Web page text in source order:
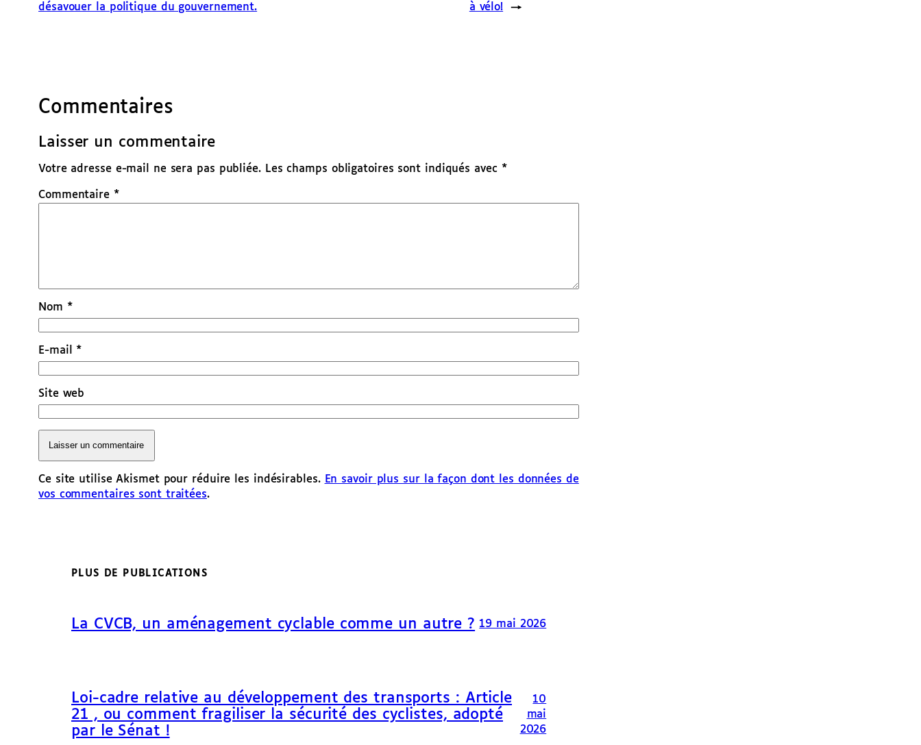
désavouer la politique du gouvernement.
à vélo!
→
Commentaires
Laisser un commentaire
Votre adresse e-mail ne sera pas publiée. Les champs obligatoires sont indiqués avec *
Commentaire *
Nom *
E-mail *
Site web
Ce site utilise Akismet pour réduire les indésirables. En savoir plus sur la façon dont les données de
vos commentaires sont traitées.
PLUS DE PUBLICATIONS
La CVCB, un aménagement cyclable comme un autre ? 19 mai 2026
Loi-cadre relative au développement des transports : Article
21 , ou comment fragiliser la sécurité des cyclistes, adopté
par le Sénat !
10
mai
2026